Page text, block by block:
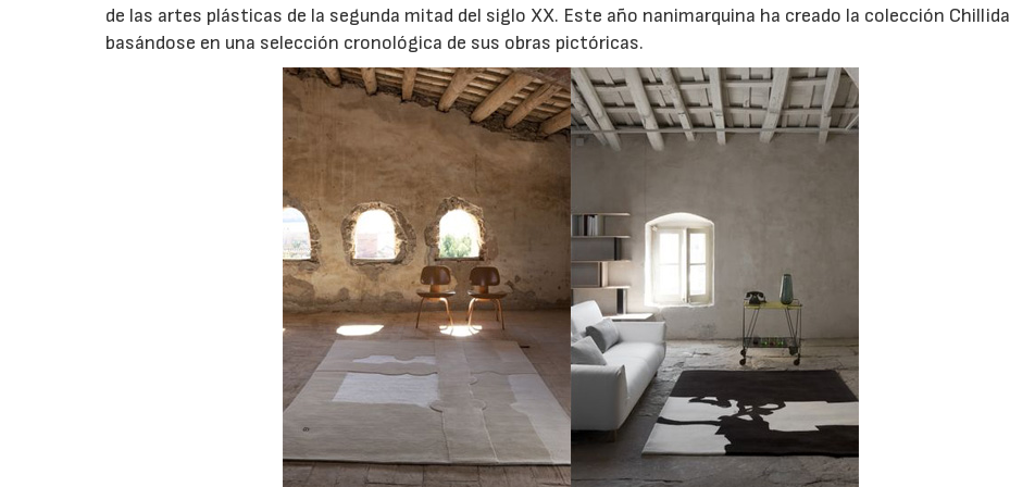
de las artes plásticas de la segunda mitad del siglo XX. Este año nanimarquina ha creado la colección Chillida
basándose en una selección cronológica de sus obras pictóricas.